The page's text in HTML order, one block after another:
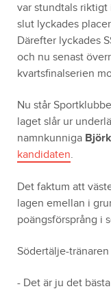
var stundtals
slut lyckades
Därefter lyckades
och nu senast
kvartsfinalserien
Nu står
laget slår ur
namnkunniga
kandidaten.
Det faktum att
lagen emellan i
poängsförsprång i
Södertälje-tränaren
- Det är ju det